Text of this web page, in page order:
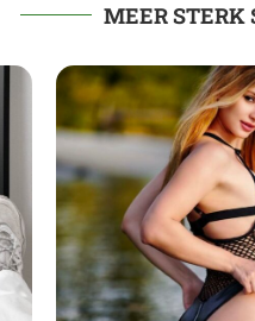
MEER STERK